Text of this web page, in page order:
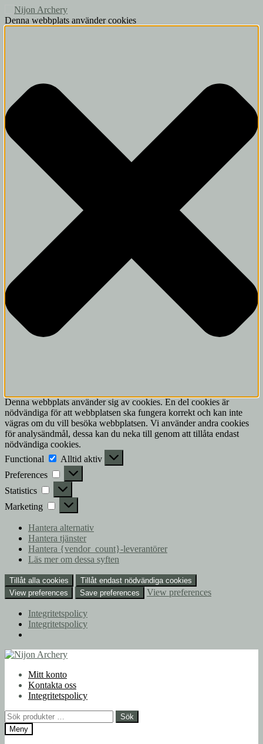
Denna webbplats använder cookies
Denna webbplats använder sig av cookies. En del cookies är
nödvändiga för att webbplatsen ska fungera korrekt och kan inte
vägras om du vill besöka webbplatsen. Vi använder andra cookies
för analysändmål, dessa kan du neka till genom att tillåta endast
nödvändiga cookies.
Functional
Functional
Alltid aktiv
Preferences
Preferences
Statistics Statistics
Marketing Marketing
Hantera alternativ
Hantera tjänster
Hantera {vendor_count}-leverantörer
Läs mer om dessa syften
Tillåt alla cookies
Tillåt endast nödvändiga cookies
View preferences
Save preferences View preferences
Integritetspolicy
Integritetspolicy
Hoppa
navigering
Hoppa
innehållMitt konto
Kontakta oss
Integritetspolicy
Sök
efter:
Sök
Meny